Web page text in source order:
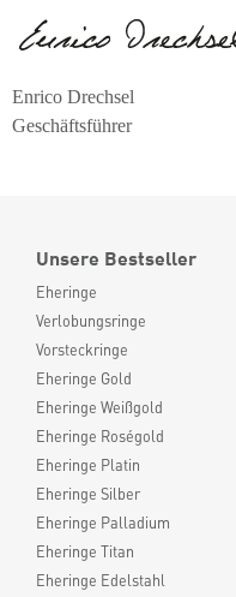
Enrico Drechsel
Geschäftsführer
Unsere Bestseller
Eheringe
Verlobungsringe
Vorsteckringe
Eheringe Gold
Eheringe Weißgold
Eheringe Roségold
Eheringe Platin
Eheringe Silber
Eheringe Palladium
Eheringe Titan
Eheringe Edelstahl